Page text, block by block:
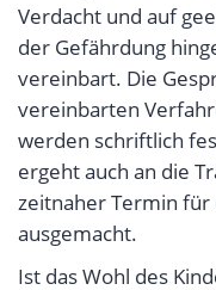
Verdacht und auf
der Gefährdung
vereinbart. Die
vereinbarten
werden schriftlich
ergeht auch an die
zeitnaher Termin
ausgemacht.
Ist das Wohl des